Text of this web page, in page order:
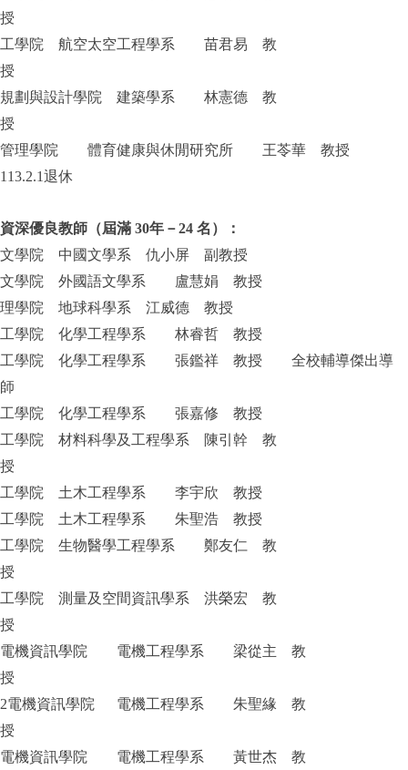
授
工學院 航空太空工程學系 苗君易 教
授
規劃與設計學院 建築學系 林憲德 教
授
管理學院 體育健康與休閒研究所 王苓華 教授
113.2.1退休
資深優良教師（屆滿 30年－24 名）：
文學院 中國文學系 仇小屏 副教授
文學院 外國語文學系 盧慧娟 教授
理學院 地球科學系 江威德 教授
工學院 化學工程學系 林睿哲 教授
工學院 化學工程學系 張鑑祥 教授 全校輔導傑出導
師
工學院 化學工程學系 張嘉修 教授
工學院 材料科學及工程學系 陳引幹 教
授
工學院 土木工程學系 李宇欣 教授
工學院 土木工程學系 朱聖浩 教授
工學院 生物醫學工程學系 鄭友仁 教
授
工學院 測量及空間資訊學系 洪榮宏 教
授
電機資訊學院 電機工程學系 梁從主 教
授
2電機資訊學院 電機工程學系 朱聖緣 教
授
電機資訊學院 電機工程學系 黃世杰 教